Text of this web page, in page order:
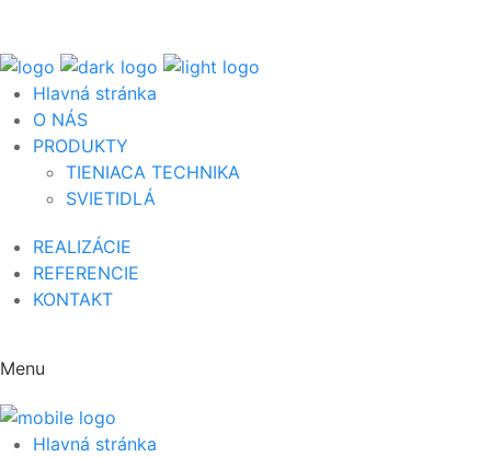
Hlavná stránka
O NÁS
PRODUKTY
TIENIACA TECHNIKA
SVIETIDLÁ
REALIZÁCIE
REFERENCIE
KONTAKT
Menu
Hlavná stránka